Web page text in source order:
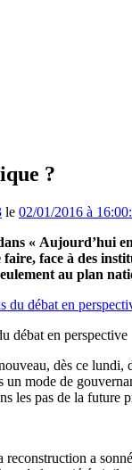
?
le 02/01/2016 à
« Aujourd’hui
face à des
au plan
débat en perspective
dès ce
mode de
les pas de la future
a